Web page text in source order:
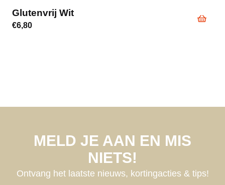
Glutenvrij Wit
€6,80
MELD JE AAN EN MIS
NIETS!
Ontvang het laatste nieuws, kortingacties & tips!